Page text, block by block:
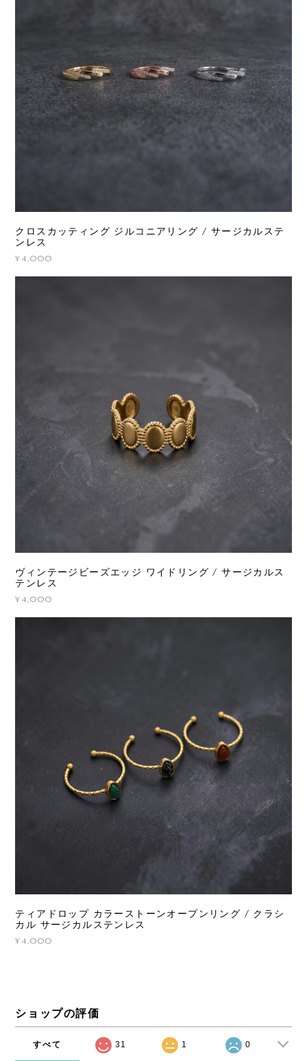
クロスカッティング ジルコニアリング / サージカルステ
ンレス
¥4,000
ヴィンテージビーズエッジ ワイドリング / サージカルス
テンレス
¥4,000
ティアドロップ カラーストーンオープンリング / クラシ
カル サージカルステンレス
¥4,000
ショップの評価
すべて 31 1 0